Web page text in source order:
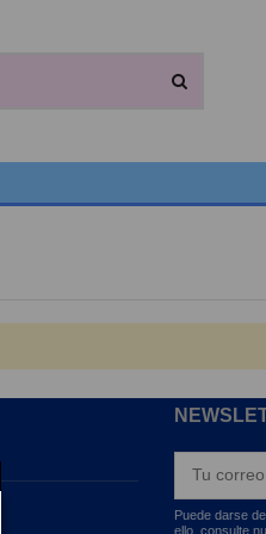
Puede darse
ello, consulte